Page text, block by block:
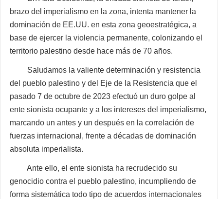
brazo del imperialismo en la zona, intenta mantener la
dominación de EE.UU. en esta zona geoestratégica, a
base de ejercer la violencia permanente, colonizando el
territorio palestino desde hace más de 70 años.
Saludamos la valiente determinación y resistencia
del pueblo palestino y del Eje de la Resistencia que el
pasado 7 de octubre de 2023 efectuó un duro golpe al
ente sionista ocupante y a los intereses del imperialismo,
marcando un antes y un después en la correlación de
fuerzas internacional, frente a décadas de dominación
absoluta imperialista.
Ante ello, el ente sionista ha recrudecido su
genocidio contra el pueblo palestino, incumpliendo de
forma sistemática todo tipo de acuerdos internacionales